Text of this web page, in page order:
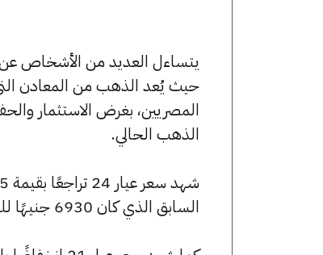
حيث يُعد الذهب من المعادن
المصريين، بغرض الاستثمار
الذهب الحالي.
السابق الذي كان 6930 جنيهًا للبيع و6875 جنيهًا للشراء.